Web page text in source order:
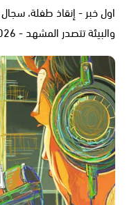
اول خبر - إنقاذ طفلة،
والبيئة تتصدر المشهد - 05.08.2026